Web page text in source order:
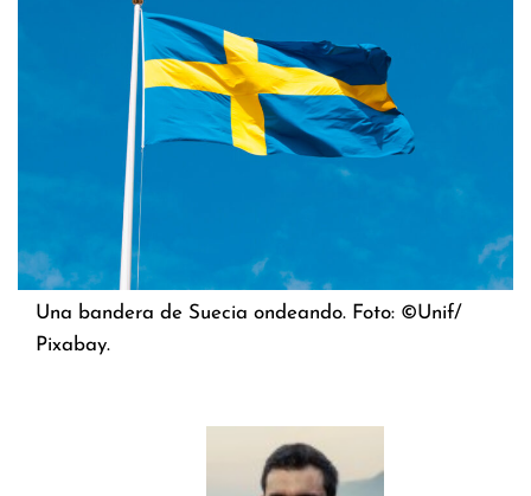
Una bandera de Suecia ondeando. Foto: ©Unif/
Pixabay.